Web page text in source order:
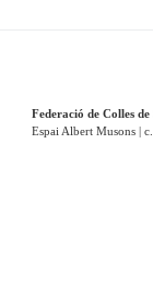
Federació de Colles
Espai Albert Musons |